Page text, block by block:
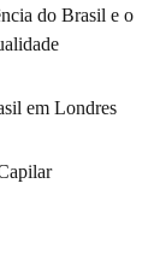
do Brasil e o
em Londres